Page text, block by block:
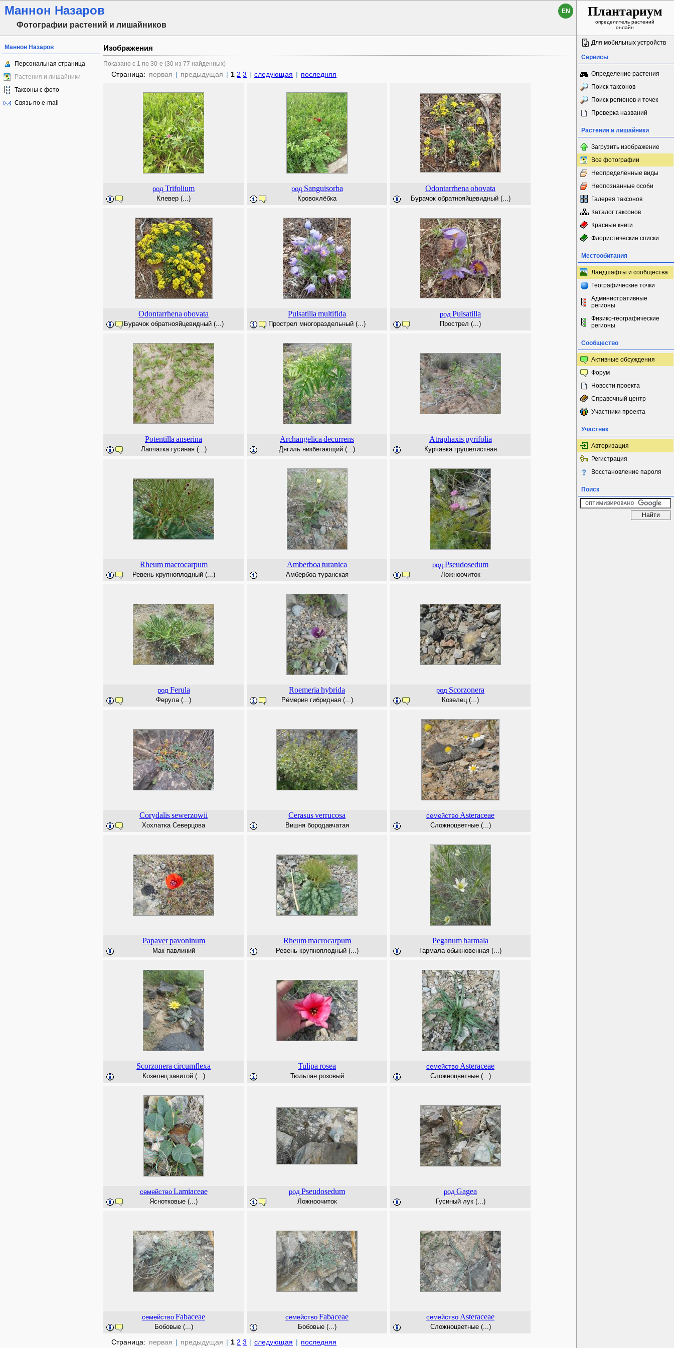
Маннон Назаров
Фотографии растений и лишайников
EN Плантариум
определитель растений
онлайн
Маннон Назаров
Персональная страница
Растения и лишайники
Таксоны с фото
Связь по e-mail
Изображения
Показано с 1 по 30-е (30 из 77 найденных)
Страница: первая | предыдущая | 1 2 3 | следующая | последняя
род Trifolium
Клевер (...)
род Sanguisorba
Кровохлёбка
Odontarrhena obovata
Бурачок обратнояйцевидный (...)
Odontarrhena obovata
Бурачок обратнояйцевидный (...)
Pulsatilla multifida
Прострел многораздельный (...)
род Pulsatilla
Прострел (...)
Potentilla anserina
Лапчатка гусиная (...)
Archangelica decurrens
Дягиль низбегающий (...)
Atraphaxis pyrifolia
Курчавка грушелистная
Rheum macrocarpum
Ревень крупноплодный (...)
Amberboa turanica
Амбербоа туранская
род Pseudosedum
Ложноочиток
род Ferula
Ферула (...)
Roemeria hybrida
Рёмерия гибридная (...)
род Scorzonera
Козелец (...)
Corydalissewerzowii
Хохлатка Северцова
Cerasusverrucosa
Вишня бородавчатая
семейство Asteraceae
Сложноцветные (...)
Papaver pavoninum
Мак павлиний
Rheum macrocarpum
Ревень крупноплодный (...)
Peganumharmala
Гармала обыкновенная (...)
Scorzonera circumflexa
Козелец завитой (...)
Tulipa rosea
Тюльпан розовый
семейство Asteraceae
Сложноцветные (...)
семейство Lamiaceae
Яснотковые (...)
род Pseudosedum
Ложноочиток
род Gagea
Гусиный лук (...)
семейство Fabaceae
Бобовые (...)
семейство Fabaceae
Бобовые (...)
семейство Asteraceae
Сложноцветные (...)
Страница: первая | предыдущая | 1 2 3 | следующая | последняя
Для мобильных устройств
Сервисы
Определение растения
Поиск таксонов
Поиск регионов и точек
Проверка названий
Растения и лишайники
Загрузить изображение
Все фотографии
Неопределённые виды
Неопознанные особи
Галерея таксонов
Каталог таксонов
Красные книги
Флористические списки
Местообитания
Ландшафты и сообщества
Географические точки
Административные
регионы
Физико-географические
регионы
Сообщество
Активные обсуждения
Форум
Новости проекта
Справочный центр
Участники проекта
Участник
Авторизация
Регистрация
Восстановление пароля
Поиск